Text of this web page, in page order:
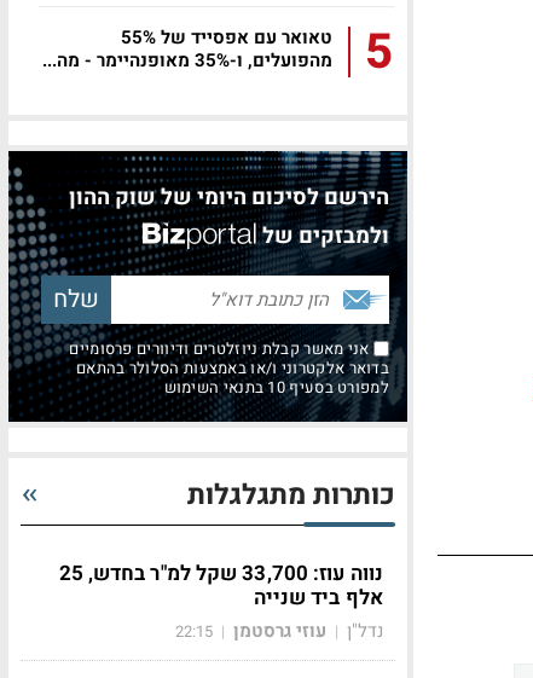
5
טאואר עם אפסייד של 55%
מהפועלים, ו-35% מאופנהיימר - מה...
הירשם לסיכום היומי של שוק ההון
ולמבזקים של
אני מאשר קבלת ניוזלטרים ודיוורים פרסומיים
בדואר אלקטרוני ו/או באמצעות הסלולר בהתאם
למפורט בסעיף 10 בתנאי השימוש
כותרות מתגלגלות
נווה עוז: 33,700 שקל למ"ר בחדש, 25
אלף ביד שנייה
נדל"ן | עוזי גרסטמן |
22:15